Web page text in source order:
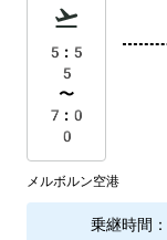
5:5
5
〜
7:0
0
メルボルン空港
乗継時間 ：